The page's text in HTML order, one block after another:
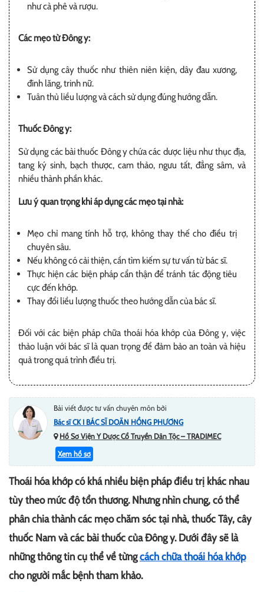
như cà phê và rượu.
Các mẹo từ Đông y:
Sử dụng cây thuốc như thiên niên kiện, dây đau xương,
đinh lăng, trinh nữ.
Tuân thủ liều lượng và cách sử dụng đúng hướng dẫn.
Thuốc Đông y:
Sử dụng các bài thuốc Đông y chứa các dược liệu như thục địa,
tang ký sinh, bạch thược, cam thảo, ngưu tất, đẳng sâm, và
nhiều thành phần khác.
Lưu ý quan trọng khi áp dụng các mẹo tại nhà:
Mẹo chỉ mang tính hỗ trợ, không thay thế cho điều trị
chuyên sâu.
Nếu không có cải thiện, cần tìm kiếm sự tư vấn từ bác sĩ.
Thực hiện các biện pháp cẩn thận để tránh tác động tiêu
cực đến khớp.
Thay đổi liều lượng thuốc theo hướng dẫn của bác sĩ.
Đối với các biện pháp chữa thoái hóa khớp của Đông y, việc
thảo luận với bác sĩ là quan trọng để đảm bảo an toàn và hiệu
quả trong quá trình điều trị.
Bài viết được tư vấn chuyên môn bởi
Bác sĩ CK I BÁC SĨ DOÃN HỒNG PHƯƠNG
Hồ Sơ Viện Y Dược Cổ Truyền Dân Tộc – TRADIMEC
Xem hồ sơ
Thoái hóa khớp có khá nhiều biện pháp điều trị khác nhau
tùy theo mức độ tổn thương. Nhưng nhìn chung, có thể
phân chia thành các mẹo chăm sóc tại nhà, thuốc Tây, cây
thuốc Nam và các bài thuốc của Đông y. Dưới đây sẽ là
những thông tin cụ thể về từngcách chữa thoái hóa khớp
cho người mắc bệnh tham khảo.